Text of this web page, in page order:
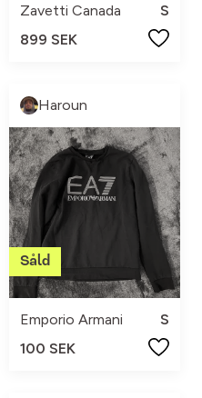
Zavetti Canada
S
899 SEK
Haroun
Emporio Armani
S
100 SEK